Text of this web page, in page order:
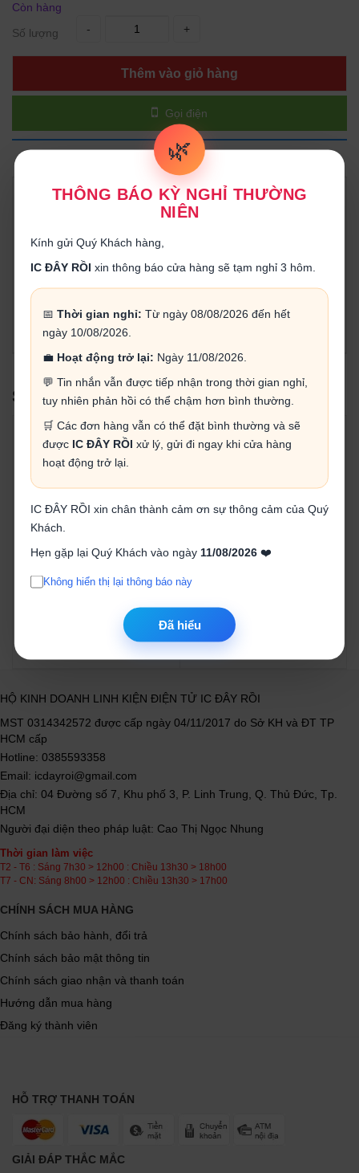
🌿
THÔNG BÁO KỲ NGHỈ THƯỜNG
NIÊN
Kính gửi Quý Khách hàng,
IC ĐÂY RỒI xin thông báo cửa hàng sẽ tạm nghỉ 3 hôm.
📅 Thời gian nghỉ: Từ ngày 08/08/2026 đến hết
ngày 10/08/2026.
💼 Hoạt động trở lại: Ngày 11/08/2026.
💬 Tin nhắn vẫn được tiếp nhận trong thời gian nghỉ,
tuy nhiên phản hồi có thể chậm hơn bình thường.
🛒 Các đơn hàng vẫn có thể đặt bình thường và sẽ
được IC ĐÂY RỒI xử lý, gửi đi ngay khi cửa hàng
hoạt động trở lại.
IC ĐÂY RỒI xin chân thành cảm ơn sự thông cảm của Quý
Khách.
Hẹn gặp lại Quý Khách vào ngày 11/08/2026❤️
Không hiển thị lại thông báo này
Đã hiểu
Còn hàng
Số lượng
- +
Thêm vào giỏ hàng
Gọi điện
THÔNG TIN SẢN PHẨM
Nhựa thông là chất xúc tác giúp cho việc hàn linh kiện được
dễ dàng hơn, nó tẩy bỏ tác nhân oxy hóa trên mối hàn giúp
cho mối hàn trở nên bóng sáng và chặt chẽ.
Nhựa thông cũng có tác dụng tẩy sạch mũi hàn nếu thấy mũi
hàn không ăn thiếc, chì thì hãy châm vào nhựa thông rồi sau
dễ ăn chì trở lại.
SẢN PHẨM LIÊN QUAN
145.000₫
Bộ tua vít và tay vặn chữ T
260.000₫
HỘ KINH DOANH LINH KIỆN ĐIỆN TỬ IC ĐÂY RỒI
MST 0314342572 được cấp ngày 04/11/2017 do Sở KH và ĐT TP
HCM cấp
Hotline: 0385593358
Email: icdayroi@gmail.com
Địa chỉ: 04 Đường số 7, Khu phố 3, P. Linh Trung, Q. Thủ Đức, Tp.
HCM
Người đại diện theo pháp luật: Cao Thị Ngọc Nhung
Thời gian làm việc
T2 - T6 : Sáng 7h30 > 12h00 : Chiều 13h30 > 18h00
T7 - CN: Sáng 8h00 > 12h00 : Chiều 13h30 > 17h00
CHÍNH SÁCH MUA HÀNG
Chính sách bảo hành, đổi trả
Chính sách bảo mật thông tin
Chính sách giao nhận và thanh toán
Hướng dẫn mua hàng
Đăng ký thành viên
HỖ TRỢ THANH TOÁN
GIẢI ĐÁP THẮC MẮC